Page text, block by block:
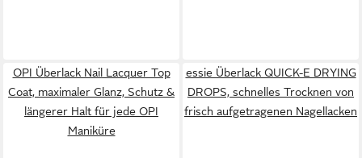
OPI Überlack Nail Lacquer Top
Coat, maximaler Glanz, Schutz &
längerer Halt für jede OPI
Maniküre
essie Überlack QUICK-E DRYING
DROPS, schnelles Trocknen von
frisch aufgetragenen Nagellacken